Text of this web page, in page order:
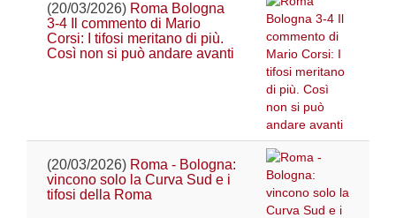
(20/03/2026) Roma Bologna
3-4 Il commento di Mario
Corsi: I tifosi meritano di più.
Così non si può andare avanti
(20/03/2026) Roma - Bologna:
vincono solo la Curva Sud e i
tifosi della Roma